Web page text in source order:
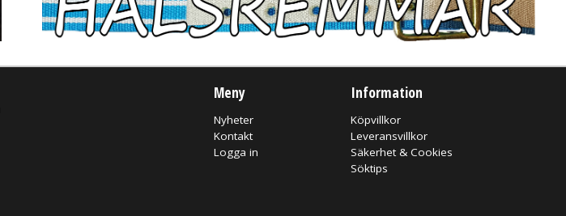
Meny
Nyheter
Kontakt
Logga in
Information
Köpvillkor
Leveransvillkor
Säkerhet & Cookies
Söktips